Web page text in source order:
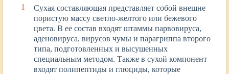
Сухая составляющая представляет собой внешне
пористую массу светло-желтого или бежевого
цвета. В ее состав входят штаммы парвовируса,
аденовируса, вирусов чумы и парагриппа второго
типа, подготовленных и высушенных
специальным методом. Также в сухой компонент
входят полипептиды и глюциды, которые